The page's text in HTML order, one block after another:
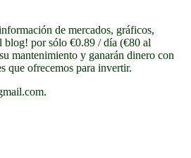
de mercados, gráficos,
blog! por sólo €0.89 / día (€80 al
mantenimiento y ganarán dinero con
que ofrecemos para invertir.